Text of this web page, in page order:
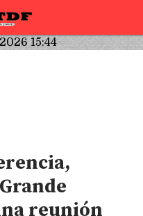
15:44
reunión